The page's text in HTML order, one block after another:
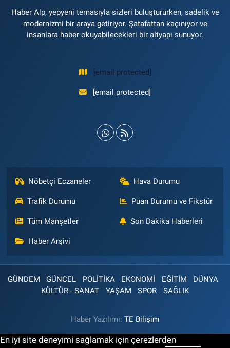
Haber Alp, yepyeni temasıyla sizleri buluştururken, sadelik ve
modernizmi bir araya getiriyor. Şatafattan kaçınıyor ve
insanlara haber okuyabilecekleri bir altyapı sunuyor.
[email protected]
[email protected]
Nöbetçi Eczaneler Hava Durumu
Trafik Durumu Puan Durumu ve Fikstür
Tüm Manşetler Son Dakika Haberleri
Haber Arşivi
GÜNDEM GÜNCEL POLİTİKA EKONOMİ EĞİTİM
DÜNYA
KÜLTÜR - SANAT
YAŞAM SPOR SAĞLIK
Haber Yazılımı: TE Bilişim
En iyi site deneyimi sağlamak için çerezlerden